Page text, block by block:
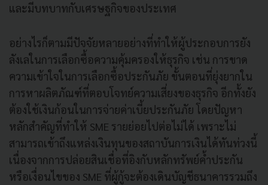
และมีบทบาทกับเศรษฐกิจของประเทศ
อย่างไรก็ตามมีปัจจัยหลายอย่างที่ทำให้ผู้ประกอบการยัง
ลังเลในการเลือกซื้อความคุ้มครองให้ธุรกิจ เช่น การขาด
ความเข้าใจในการเลือกซื้อประกันภัย ขั้นตอนที่ยุ่งยากใน
การหาผลิตภัณฑ์ที่ตอบโจทย์ความเสี่ยงของธุรกิจ อีกทั้งยัง
ต้องใช้เงินก้อนในการจ่ายค่าเบี้ยประกันภัย โดยปัญหา
หลักสำคัญที่ทำให้ SME รายย่อยไปต่อไม่ได้ เพราะไม่
สามารถเข้าถึงแหล่งเงินทุนของสถาบันการเงินได้ทันท่วงนี้
เนื่องจากการปล่อยสินเชื่อที่อิงกับหลักทรัพย์ค้ำประกัน
หรือเงื่อนไขของ SME ที่ผู้กู้จะต้องเดินบัญชีธนาคารรวมถึง